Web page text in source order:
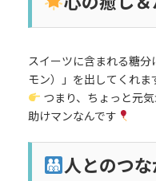
スイーツに含まれる糖
モン）」を出してくれま
つまり、ちょっと元
助けマンなんです
人とのつ